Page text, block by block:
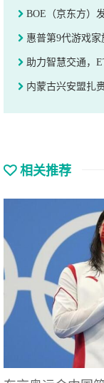
BOE（京东方）发布
惠普第9代游戏家族重磅发
助力智慧交通，ETC助手
内蒙古兴安盟扎赉特旗政
相关推荐